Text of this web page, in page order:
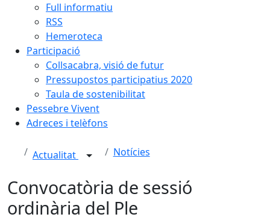
Full informatiu
RSS
Hemeroteca
Participació
Collsacabra, visió de futur
Pressupostos participatius 2020
Taula de sostenibilitat
Pessebre Vivent
Adreces i telèfons
Actualitat Notícies
Convocatòria de sessió
ordinària del Ple